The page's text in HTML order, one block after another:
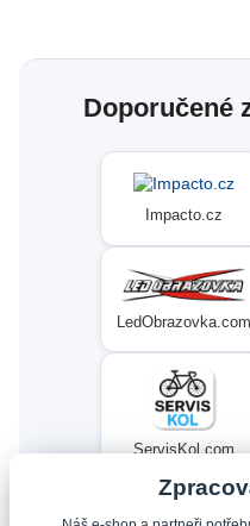
Doporučené
Impacto.cz
LedObrazovka.com
ServisKol.com